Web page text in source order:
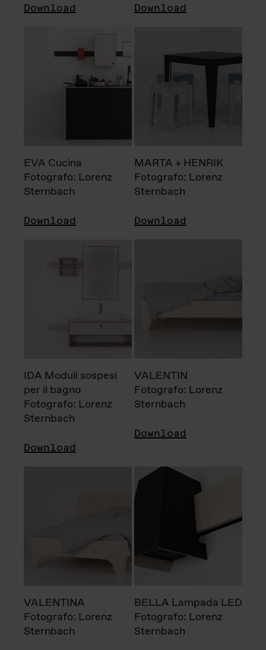
Download Download
EVA Cucina
Fotografo: Lorenz
Sternbach
Download
MARTA + HENRIK
Fotografo: Lorenz
Sternbach
Download
IDA Moduli sospesi
per il bagno
Fotografo: Lorenz
Sternbach
Download
VALENTIN
Fotografo: Lorenz
Sternbach
Download
VALENTINA
Fotografo: Lorenz
Sternbach
BELLA Lampada LED
Fotografo: Lorenz
Sternbach